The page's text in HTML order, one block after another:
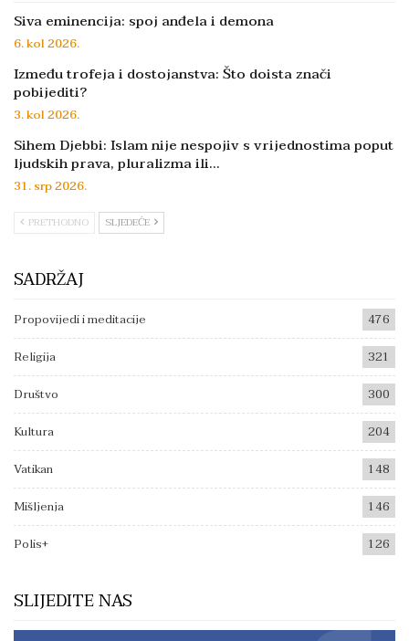
Siva eminencija: spoj anđela i demona
6. kol 2026.
Između trofeja i dostojanstva: Što doista znači
pobijediti?
3. kol 2026.
Sihem Djebbi: Islam nije nespojiv s vrijednostima poput
ljudskih prava, pluralizma ili…
31. srp 2026.
PRETHODNO SLJEDEĆE
SADRŽAJ
Propovijedi i meditacije
476
Religija
321
Društvo
300
Kultura
204
Vatikan
148
Mišljenja
146
Polis+
126
SLIJEDITE NAS